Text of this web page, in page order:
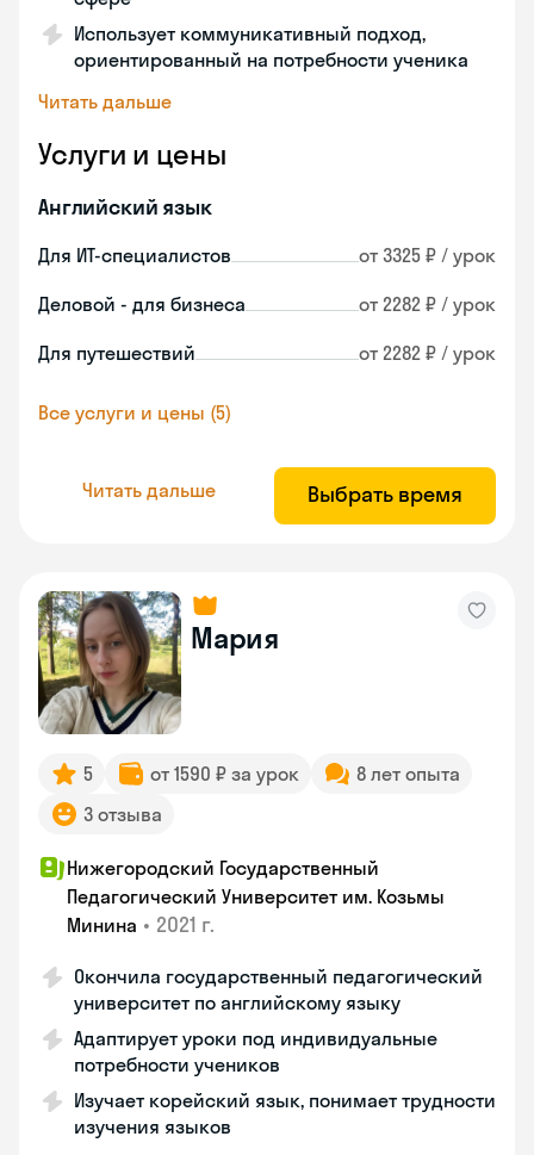
Использует коммуникативный подход,
ориентированный на потребности ученика
Читать дальше
Услуги и цены
Английский язык
Для ИТ-специалистов от 3325 ₽ / урок
Деловой - для бизнеса от 2282 ₽ / урок
Для путешествий от 2282 ₽ / урок
Все услуги и цены (5)
Читать дальше Выбрать время
Мария
5 от 1590 ₽ за урок
8 лет опыта
3 отзыва
Нижегородский Государственный
Педагогический Университет им. Козьмы
Минина • 2021 г.
Окончила государственный педагогический
университет по английскому языку
Адаптирует уроки под индивидуальные
потребности учеников
Изучает корейский язык, понимает трудности
изучения языков